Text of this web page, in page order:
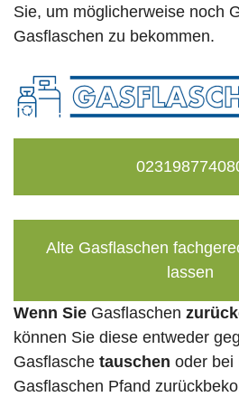
Sie, um möglicherweise noch
Gasflaschen zu bekommen.
Alte Gasflaschen
lassen
Wenn Sie Gasflaschen
können Sie diese entweder
Gasflasche tauschen oder bei
Gasflaschen Pfand